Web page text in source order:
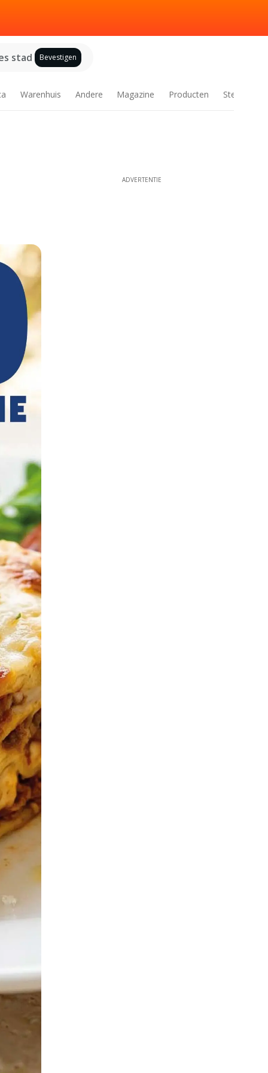
stad Bevestigen
Warenhuis Andere Magazine Producten Steden
ADVERTENTIE